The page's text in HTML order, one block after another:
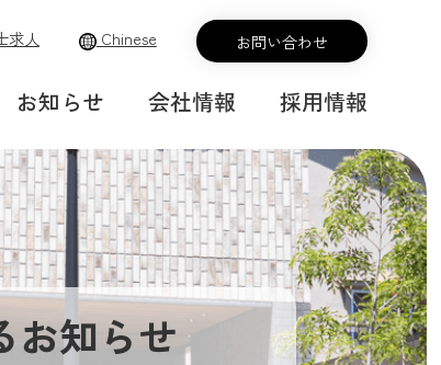
求人 Chinese お問い合わせ
お知らせ 会社情報 採用情報
お知らせ